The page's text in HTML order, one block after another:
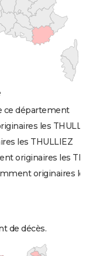
ce département
les
les THULLIEZ
originaires les
originaires
de décès.